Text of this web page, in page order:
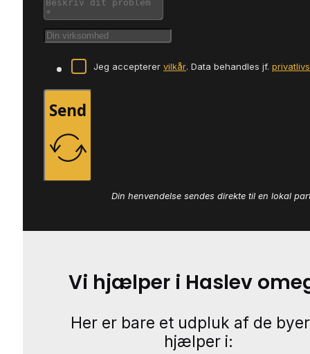
Jeg accepterer vilkår. Data behandles jf.
Send
Din henvendelse sendes direkte til en lokal
Vi hjælper i Haslev
Her er bare et udpluk af de
hjælper i: